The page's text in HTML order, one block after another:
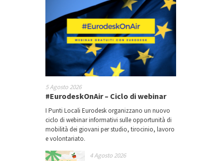
5 Agosto 2026
#EurodeskOnAir – Ciclo di webinar
I Punti Locali Eurodesk organizzano un nuovo
ciclo di webinar informativi sulle opportunità di
mobilità dei giovani per studio, tirocinio, lavoro
e volontariato.
4 Agosto 2026